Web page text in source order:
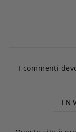
I commenti